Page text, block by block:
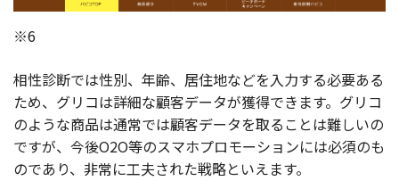
※6
相性診断では性別、年齢、居住地などを入力する必要ある
ため、グリコは詳細な顧客データが獲得できます。グリコ
のような商品は通常では顧客データを取ることは難しいの
ですが、今後O2O等のスマホプロモーションには必須のも
のであり、非常に工夫された戦略といえます。